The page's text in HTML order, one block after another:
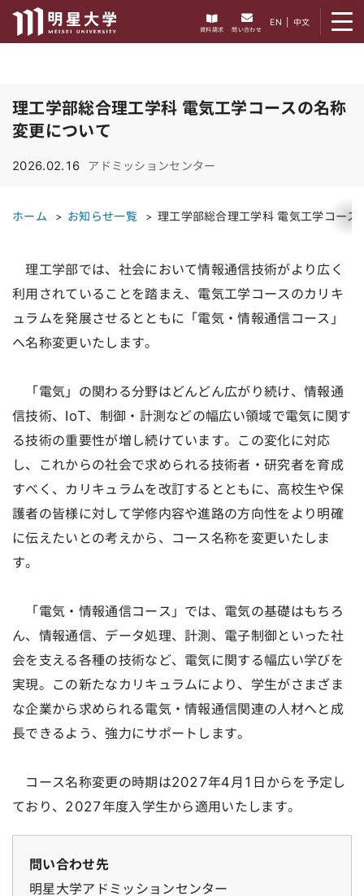
資料請求 問い合わせ
EN 中文
理工学部総合理工学科 電気工学コースの名称
変更について
2026.02.16 アドミッションセンター
ホーム お知らせ一覧 理工学部総合理工学科 電気工学コース
理工学部では、社会において情報通信技術がより広く
利用されていることを踏まえ、電気工学コースのカリキ
ュラムを発展させるとともに「電気・情報通信コース」
へ名称変更いたします。
「電気」の関わる分野はどんどん広がり続け、情報通
信技術、IoT、制御・計測などの幅広い領域で電気に関す
る技術の重要性が増し続けています。この変化に対応
し、これからの社会で求められる技術者・研究者を育成
すべく、カリキュラムを改訂するとともに、高校生や保
護者の皆様に対して学修内容や進路の方向性をより明確
に伝えたいとの考えから、コース名称を変更いたしま
す。
「電気・情報通信コース」では、電気の基礎はもちろ
ん、情報通信、データ処理、計測、電子制御といった社
会を支える各種の技術など、電気に関する幅広い学びを
実現。この新たなカリキュラムにより、学生がさまざま
な企業から求められる電気・情報通信関連の人材へと成
長できるよう、強力にサポートします。
コース名称変更の時期は2027年4月1日からを予定し
ており、2027年度入学生から適用いたします。
問い合わせ先
明星大学アドミッションセンター